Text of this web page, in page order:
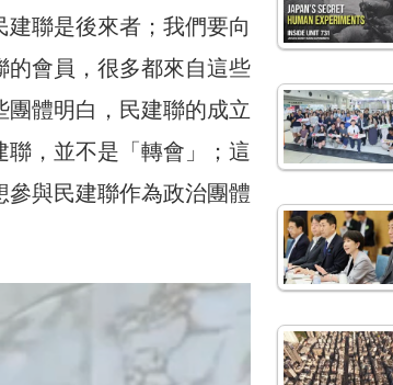
聯是後來者；我們要向
會員，很多都來自這些
體明白，民建聯的成立
，並不是「轉會」；這
與民建聯作為政治團體